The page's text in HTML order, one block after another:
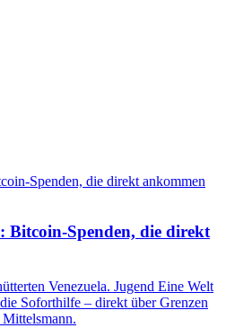
Bitcoin-Spenden, die direkt
Venezuela. Jugend Eine Welt
Soforthilfe – direkt über Grenzen